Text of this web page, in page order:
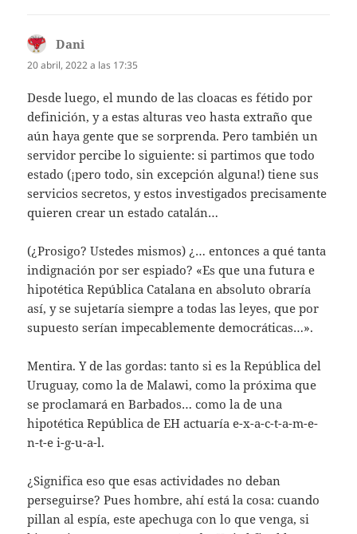
Dani
20 abril, 2022 a las 17:35
Desde luego, el mundo de las cloacas es fétido por
definición, y a estas alturas veo hasta extraño que
aún haya gente que se sorprenda. Pero también un
servidor percibe lo siguiente: si partimos que todo
estado (¡pero todo, sin excepción alguna!) tiene sus
servicios secretos, y estos investigados precisamente
quieren crear un estado catalán…
(¿Prosigo? Ustedes mismos) ¿… entonces a qué tanta
indignación por ser espiado? «Es que una futura e
hipotética República Catalana en absoluto obraría
así, y se sujetaría siempre a todas las leyes, que por
supuesto serían impecablemente democráticas…».
Mentira. Y de las gordas: tanto si es la República del
Uruguay, como la de Malawi, como la próxima que
se proclamará en Barbados… como la de una
hipotética República de EH actuaría e-x-a-c-t-a-m-e-
n-t-e i-g-u-a-l.
¿Significa eso que esas actividades no deban
perseguirse? Pues hombre, ahí está la cosa: cuando
pillan al espía, este apechuga con lo que venga, si